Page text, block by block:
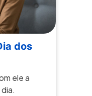
dos
ele a